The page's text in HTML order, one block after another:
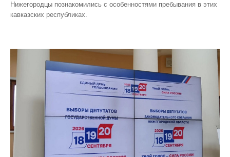
Нижегородцы познакомились с особенностями пребывания в этих
кавказских республиках.